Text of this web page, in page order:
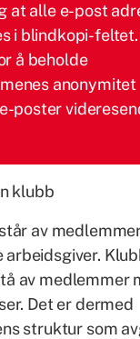
at alle e-post
i blindkopi-
å beholde
anonymitet
poster
klubb
av
arbeidsgiver.
av medlemmer
Det er dermed
struktur som